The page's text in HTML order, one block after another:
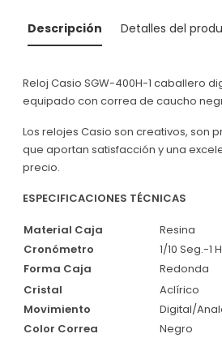
Descripción Detalles del
Reloj Casio SGW-400H-1 caballero
equipado con correa de caucho
Los relojes Casio son creativos, son
que aportan satisfacción y una
precio.
ESPECIFICACIONES TÉCNICAS
Material Caja
Resina
Cronómetro
1/10 Seg.-1
Forma Caja
Redonda
Cristal
Aclírico
Movimiento
Digital/
Color Correa
Negro